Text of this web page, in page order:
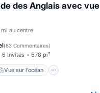
des Anglais avec vue
au centre
(83 Commentaires)
6 Invités 678 pi²
Vue sur l’océan
mer
Terrasse
Vue